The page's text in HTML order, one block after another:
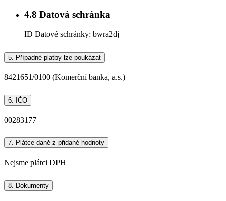
4.8 Datová schránka
ID Datové schránky: bwra2dj
5. Případné platby lze poukázat
8421651/0100 (Komerční banka, a.s.)
6. IČO
00283177
7. Plátce daně z přidané hodnoty
Nejsme plátci DPH
8. Dokumenty